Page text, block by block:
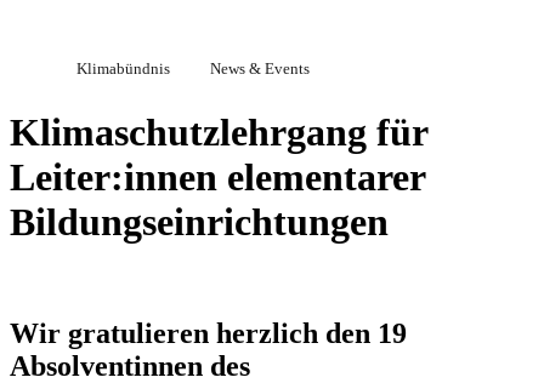
Klimabündnis News & Events
Klimaschutzlehrgang für
Leiter:innen elementarer
Bildungseinrichtungen
Wir gratulieren herzlich den 19
Absolventinnen des